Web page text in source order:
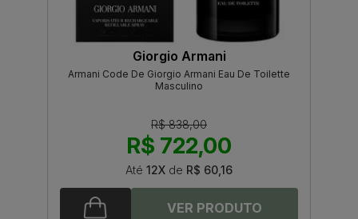
Giorgio Armani
Armani Code De Giorgio Armani Eau De Toilette
Masculino
R$ 838,00
R$ 722,00
Até 12X de R$ 60,16